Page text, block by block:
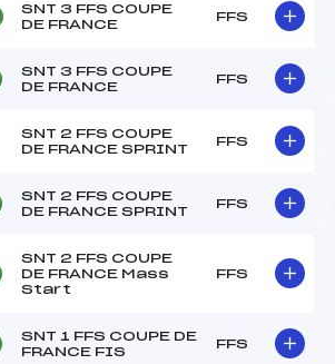
SNT 3 FFS COUPE
DE FRANCE
FFS
SNT 3 FFS COUPE
DE FRANCE
FFS
SNT 2 FFS COUPE
DE FRANCE SPRINT
FFS
SNT 2 FFS COUPE
DE FRANCE SPRINT
FFS
SNT 2 FFS COUPE
DE FRANCE Mass
Start
FFS
SNT 1 FFS COUPE DE
FRANCE FIS
FFS